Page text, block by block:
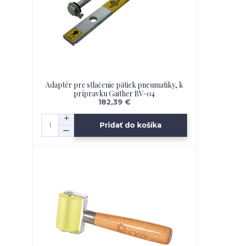
Adaptér pre stlačenie pätiek pneumatiky, k
prípravku Gaither BV-04
182,39 €
Pridať do košíka